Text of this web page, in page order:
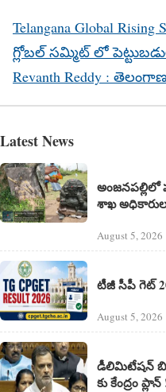
Telangana Global
గ్లోబల్ సమ్మిట్ లో
Revanth Reddy :
Latest News
అంజనపల్లిలో
శాఖ అధికారుల
August 5, 2026
టీజీ సీపీ గెట్
August 5, 2026
డీలిమిటేషన్
కు కేంద్రం ప్లాన్